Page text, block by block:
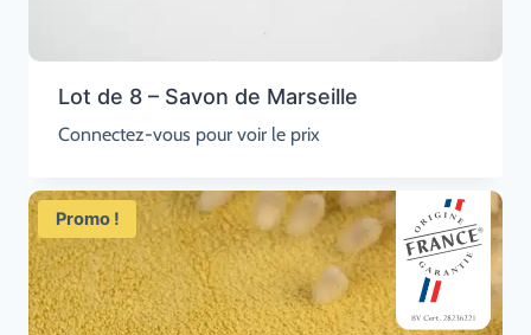
Lot de 8 – Savon de Marseille
Connectez-vous pour voir le prix
Promo !